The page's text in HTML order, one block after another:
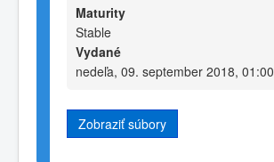
Maturity
Stable
Vydané
nedeľa, 09. september 2018, 01:00
Zobraziť súbory